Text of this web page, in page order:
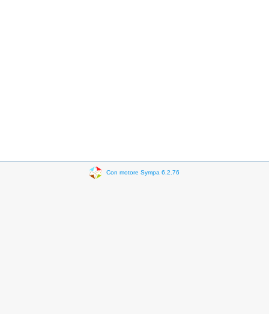
Con motore Sympa 6.2.76